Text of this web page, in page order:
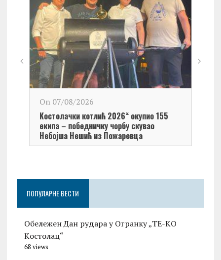
On 07/08/2026
Kостолачки котлић 2026“ окупио 155
екипа – победничку чорбу скувао
Небојша Нешић из Пожаревца
ПОПУЛАРНЕ ВЕСТИ
Обележен Дан рудара у Огранку „ТЕ-KО
Kостолац“
68 views